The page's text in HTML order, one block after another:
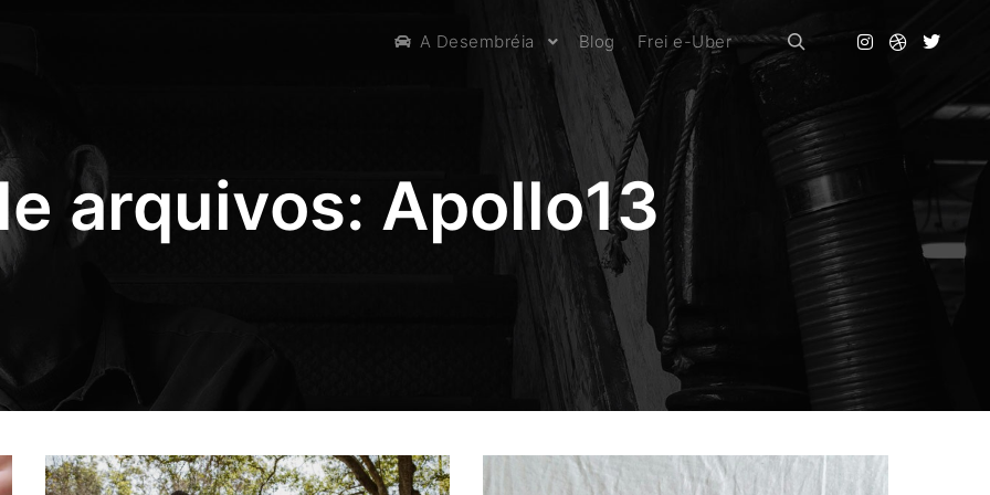
A Desembréia Blog Frei e-Uber
Pesquisa
arquivos: Apollo13